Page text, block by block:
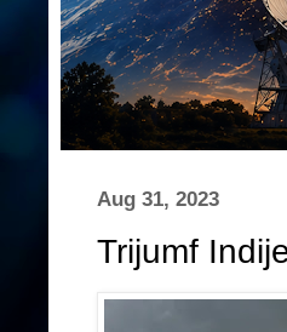
Aug 31, 2023
Trijumf